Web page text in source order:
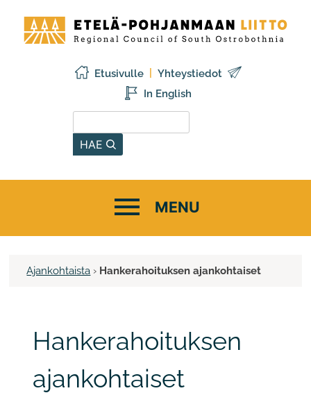
sisältöön
Pohjanmaan
liitto
Etusivulle Yhteystiedot
HAE
In English
Ajankohtaista › Hankerahoituksen ajankohtaiset
Hankerahoituksen
ajankohtaiset